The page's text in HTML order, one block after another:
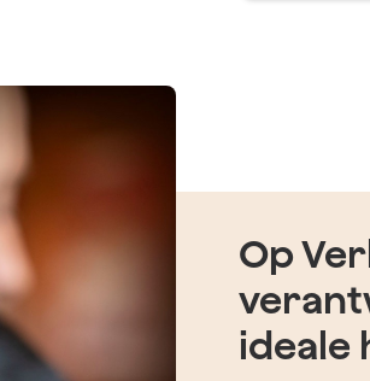
Op
ideale